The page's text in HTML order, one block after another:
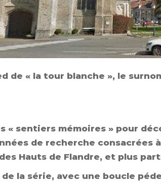
de « la tour blanche », le
« sentiers mémoires » pour
de recherche
Hauts de Flandre, et plus
la série, avec une boucle